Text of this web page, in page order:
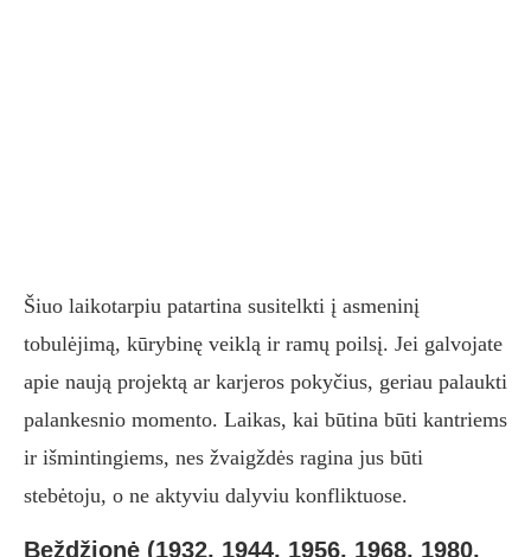
Šiuo laikotarpiu patartina susitelkti į asmeninį
tobulėjimą, kūrybinę veiklą ir ramų poilsį. Jei galvojate
apie naują projektą ar karjeros pokyčius, geriau palaukti
palankesnio momento. Laikas, kai būtina būti kantriems
ir išmintingiems, nes žvaigždės ragina jus būti
stebėtoju, o ne aktyviu dalyviu konfliktuose.
Beždžionė (1932, 1944, 1956, 1968, 1980,